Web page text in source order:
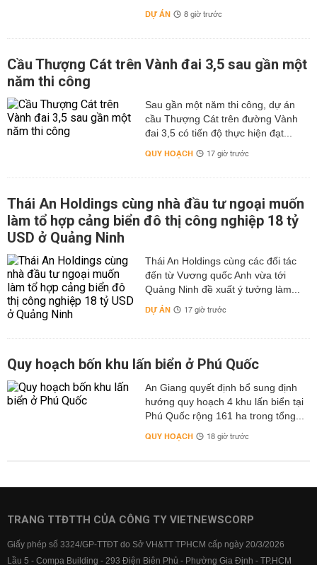
DỰ ÁN 8 giờ trước
Cầu Thượng Cát trên Vành đai 3,5 sau gần một
năm thi công
Sau gần một năm thi công, dự án
cầu Thượng Cát trên đường Vành
đai 3,5 có tiến độ thực hiện đạt...
QUY HOẠCH 17 giờ trước
Thái An Holdings cùng nhà đầu tư ngoại muốn
làm tổ hợp cảng biển đô thị công nghiệp 18 tỷ
USD ở Quảng Ninh
Thái An Holdings cùng các đối tác
đến từ Vương quốc Anh vừa tới
Quảng Ninh đề xuất ý tưởng làm...
DỰ ÁN 17 giờ trước
Quy hoạch bốn khu lấn biển ở Phú Quốc
An Giang quyết định bổ sung định
hướng quy hoạch 4 khu lấn biển tại
Phú Quốc rộng 161 ha trong tổng...
QUY HOẠCH 18 giờ trước
TRANG TTĐTTH CỦA CÔNG TY VIETNEWSCORP
Giấy phép số 3324/GP-TTĐT do Sở VH&TT TPHCM cấp ngày 20/3/2026
Lầu 5 - Compa Building - 293 Điện Biên Phủ - Phường Gia Định - TP.HCM